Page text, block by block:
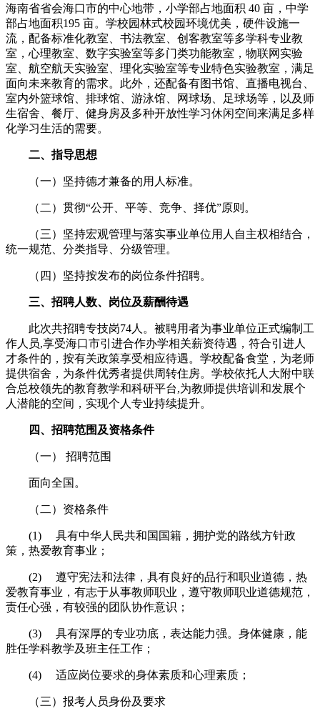
海南省省会海口市的中心地带，小学部占地面积 40 亩，中学
部占地面积195 亩。学校园林式校园环境优美，硬件设施一
流，配备标准化教室、书法教室、创客教室等多学科专业教
室，心理教室、数字实验室等多门类功能教室，物联网实验
室、航空航天实验室、理化实验室等专业特色实验教室，满足
面向未来教育的需求。此外，还配备有图书馆、直播电视台、
室内外篮球馆、排球馆、游泳馆、网球场、足球场等，以及师
生宿舍、餐厅、健身房及多种开放性学习休闲空间来满足多样
化学习生活的需要。
二、指导思想
（一）坚持德才兼备的用人标准。
（二）贯彻“公开、平等、竞争、择优”原则。
（三）坚持宏观管理与落实事业单位用人自主权相结合，
统一规范、分类指导、分级管理。
（四）坚持按发布的岗位条件招聘。
三、招聘人数、岗位及薪酬待遇
此次共招聘专技岗74人。被聘用者为事业单位正式编制工
作人员,享受海口市引进合作办学相关薪资待遇，符合引进人
才条件的，按有关政策享受相应待遇。学校配备食堂，为老师
提供宿舍，为条件优秀者提供周转住房。学校依托人大附中联
合总校领先的教育教学和科研平台,为教师提供培训和发展个
人潜能的空间，实现个人专业持续提升。
四、招聘范围及资格条件
（一） 招聘范围
面向全国。
（二）资格条件
(1) 具有中华人民共和国国籍，拥护党的路线方针政
策，热爱教育事业；
(2) 遵守宪法和法律，具有良好的品行和职业道德，热
爱教育事业，有志于从事教师职业，遵守教师职业道德规范，
责任心强，有较强的团队协作意识；
(3) 具有深厚的专业功底，表达能力强。身体健康，能
胜任学科教学及班主任工作；
(4) 适应岗位要求的身体素质和心理素质；
（三）报考人员身份及要求